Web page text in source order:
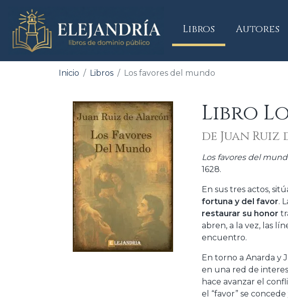
Libros(current)
Autores
Inicio Libros Los favores del mundo
Libro
de Juan
Los favores del
1628.
En sus tres actos,
fortuna y del favor.
restaurar su honor
abren, a la vez, las
encuentro.
En torno a Anarda y
en una red de
hace avanzar el
el “favor” se